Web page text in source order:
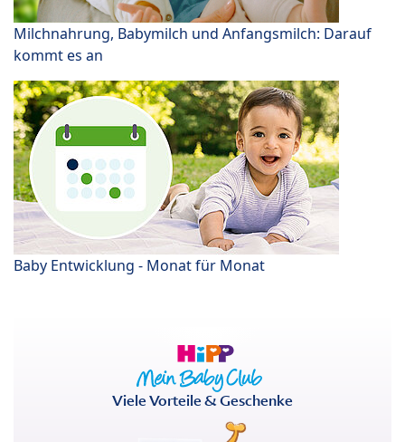
Milchnahrung, Babymilch und Anfangsmilch: Darauf
kommt es an
Baby Entwicklung - Monat für Monat
Viele Vorteile & Geschenke